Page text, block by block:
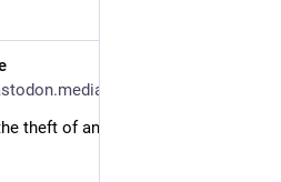
theft of an arty banana, part of a